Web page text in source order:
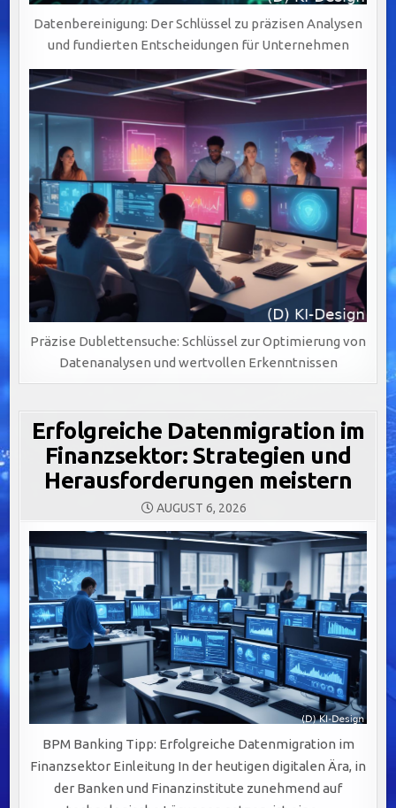
Datenbereinigung: Der Schlüssel zu präzisen Analysen
und fundierten Entscheidungen für Unternehmen
Präzise Dublettensuche: Schlüssel zur Optimierung von
Datenanalysen und wertvollen Erkenntnissen
Erfolgreiche Datenmigration im
Finanzsektor: Strategien und
Herausforderungen meistern
AUGUST 6, 2026
BPM Banking Tipp: Erfolgreiche Datenmigration im
Finanzsektor Einleitung In der heutigen digitalen Ära, in
der Banken und Finanzinstitute zunehmend auf